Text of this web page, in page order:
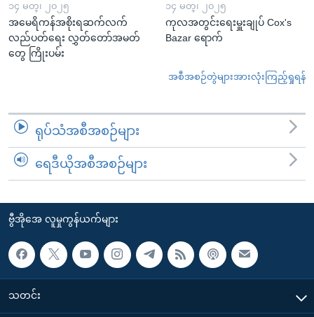
၁၄ မတ္၊ ၂၀၂၅
အမေရိကန်အစိုးရဆက်လက်
လည်ပတ်ရေး လွှတ်တော်အမတ်
တွေ ကြိုးပမ်း
၁၄ မတ္၊ ၂၀၂၅
ကုလအတွင်းရေးမှူးချုပ် Cox's
Bazar ရောက်
အစီအစဉ်တွဲများအားလုံးကြည့်ရှုရန်
ရုပ်သံအစီအစဉ်များ
ရေဒီယိုအစီအစဉ်များ
ဗွီအိုအေ လူမှုကွန်ယက်များ
သတင်း